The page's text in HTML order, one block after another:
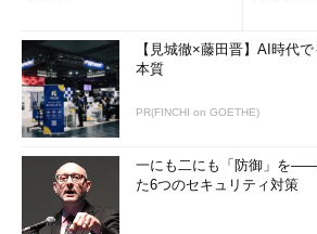
【見城徹×藤田晋】AI時代
本質
PR(FINCHI on GOETHE)
一にも二にも「防御」を
た6つのセキュリティ対策